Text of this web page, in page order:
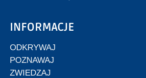
INFORMACJE
ODKRYWAJ
POZNAWAJ
ZWIEDZAJ